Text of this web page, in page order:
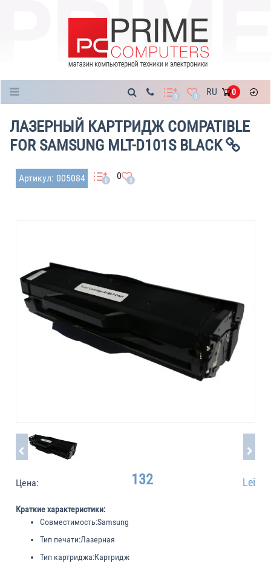
0 0 RU 0
ЛАЗЕРНЫЙ КАРТРИДЖ COMPATIBLE
FOR SAMSUNG MLT-D101S BLACK
Артикул: 005084 0 0 0
Цена: 132 Lei
Краткие характеристики:
Совместимость:Samsung
Тип печати:Лазерная
Тип картриджа:Картридж